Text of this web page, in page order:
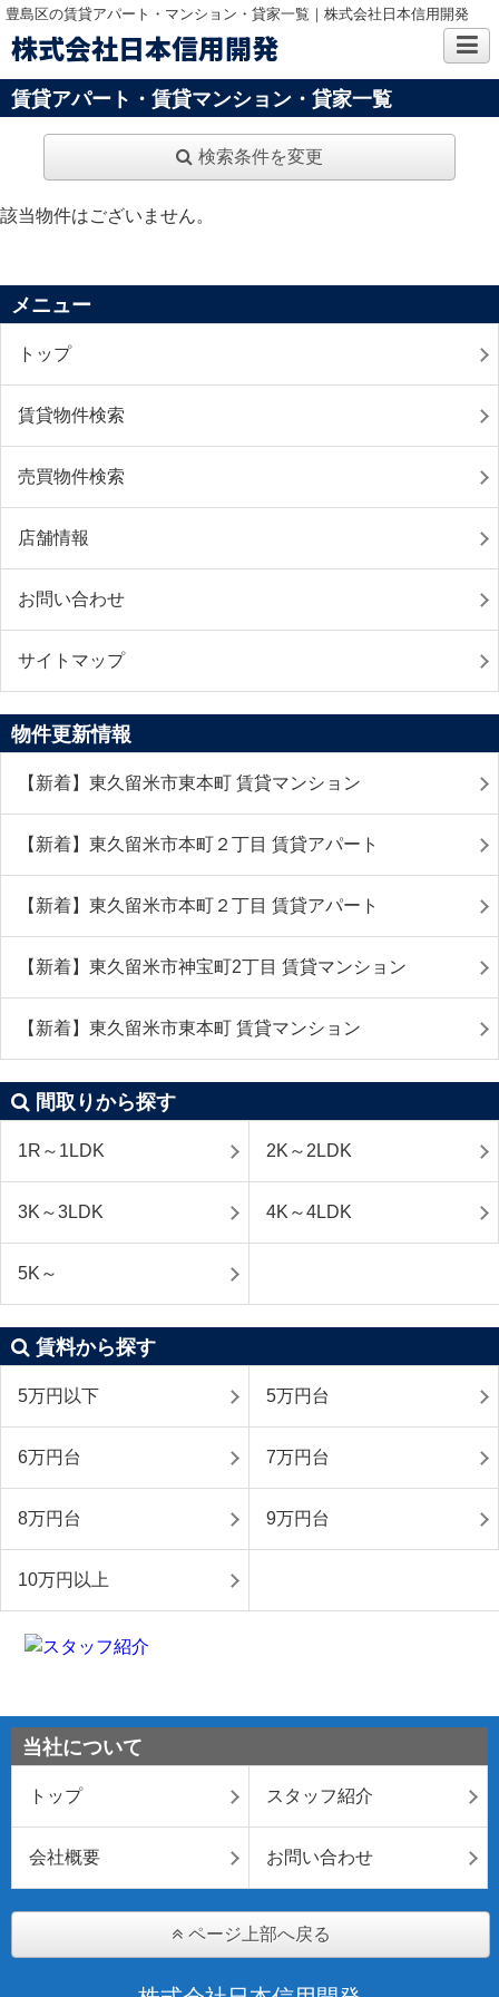
豊島区の賃貸アパート・マンション・貸家一覧｜株式会社日本信用開発
株式会社日本信用開発
賃貸アパート・賃貸マンション・貸家一覧
検索条件を変更
該当物件はございません。
メニュー
トップ
賃貸物件検索
売買物件検索
店舗情報
お問い合わせ
サイトマップ
物件更新情報
【新着】東久留米市東本町 賃貸マンション
【新着】東久留米市本町２丁目 賃貸アパート
【新着】東久留米市本町２丁目 賃貸アパート
【新着】東久留米市神宝町2丁目 賃貸マンション
【新着】東久留米市東本町 賃貸マンション
間取りから探す
1R～1LDK 2K～2LDK
3K～3LDK 4K～4LDK
5K～
賃料から探す
5万円以下 5万円台
6万円台 7万円台
8万円台 9万円台
10万円以上
当社について
トップ スタッフ紹介
会社概要 お問い合わせ
ページ上部へ戻る